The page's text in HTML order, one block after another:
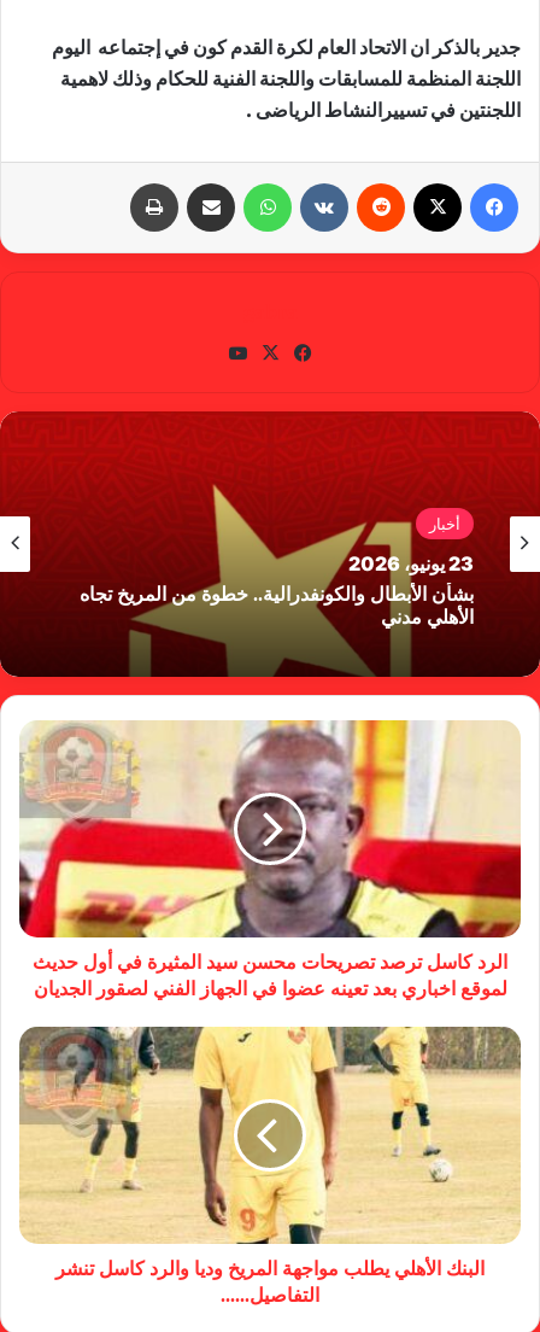
جدير بالذكر ان الاتحاد العام لكرة القدم كون في إجتماعه اليوم
اللجنة المنظمة للمسابقات واللجنة الفنية للحكام وذلك لاهمية
اللجنتين في تسييرالنشاط الرياضى .
واتساب
في
وك
X
أخبار
23 يونيو، 2026
بشأن الأبطال والكونفدرالية.. خطوة من المريخ تجاه
الأهلي مدني
الرد كاسل ترصد تصريحات محسن سيد المثيرة في أول حديث
لموقع اخباري بعد تعينه عضوا في الجهاز الفني لصقور الجديان
البنك الأهلي يطلب مواجهة المريخ وديا والرد كاسل تنشر
التفاصيل......